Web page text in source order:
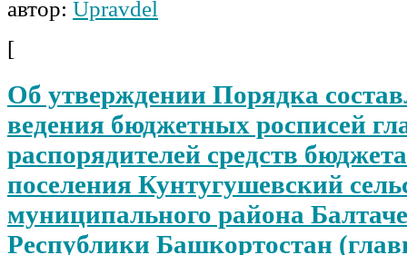
автор: Upravdel
[
Об утверждении Порядка
ведения бюджетных росписей
распорядителей средств
поселения Кунтугушевский
муниципального района
Республики Башкортостан